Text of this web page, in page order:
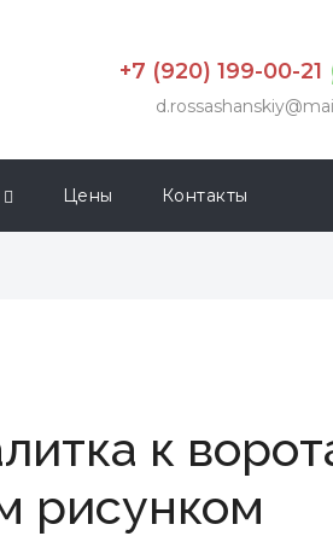
+7 (920) 199-00-21
Цены Контакты
к
рисунком